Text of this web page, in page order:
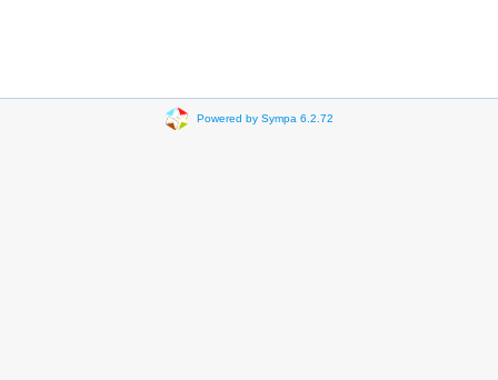
Powered by Sympa 6.2.72